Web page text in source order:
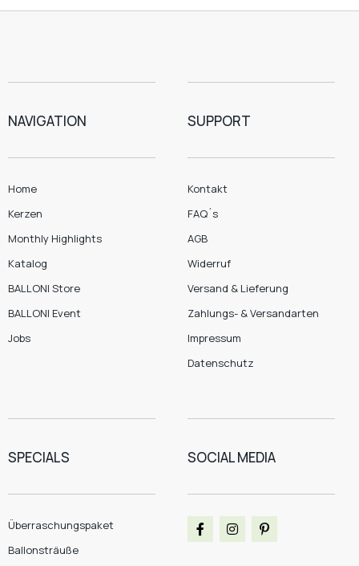
NAVIGATION
Home
Kerzen
Monthly Highlights
Katalog
BALLONI Store
BALLONI Event
Jobs
SUPPORT
Kontakt
FAQ´s
AGB
Widerruf
Versand & Lieferung
Zahlungs- & Versandarten
Impressum
Datenschutz
SPECIALS
Überraschungspaket
Ballonsträuße
SOCIAL MEDIA